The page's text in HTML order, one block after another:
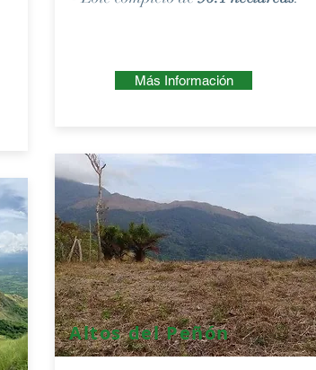
Más Información
Altos del Peñón